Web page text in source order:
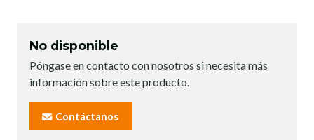
No disponible
Póngase en contacto con nosotros si necesita más
información sobre este producto.
Contáctanos